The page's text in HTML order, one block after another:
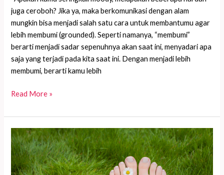
juga ceroboh? Jika ya, maka berkomunikasi dengan alam
mungkin bisa menjadi salah satu cara untuk membantumu agar
lebih membumi (grounded). Seperti namanya, “membumi”
berarti menjadi sadar sepenuhnya akan saat ini, menyadari apa
saja yang terjadi pada kita saat ini. Dengan menjadi lebih
membumi, berarti kamu lebih
7
Sederhana
untuk
Lebih
Membumi
Read More »